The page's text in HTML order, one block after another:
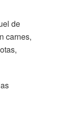
de
carnes,